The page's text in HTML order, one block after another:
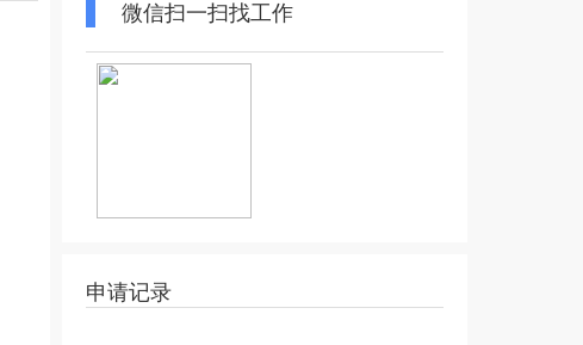
微信扫一扫找工作
申请记录